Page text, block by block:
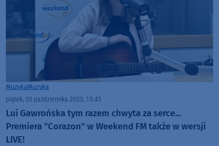
MuzykaMuzyka
piątek, 20 października 2023, 13:45
Lui Gawrońska tym razem chwyta za serce...
Premiera "Corazon" w Weekend FM także w wersji
LIVE!